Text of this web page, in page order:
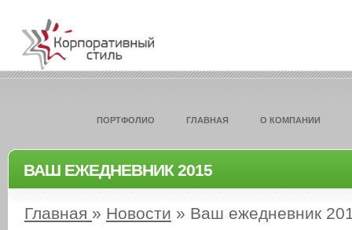
ПОРТФОЛИО ГЛАВНАЯ О КОМПАНИИ
ВАШ ЕЖЕДНЕВНИК 2015
Главная » Новости » Ваш ежедневник